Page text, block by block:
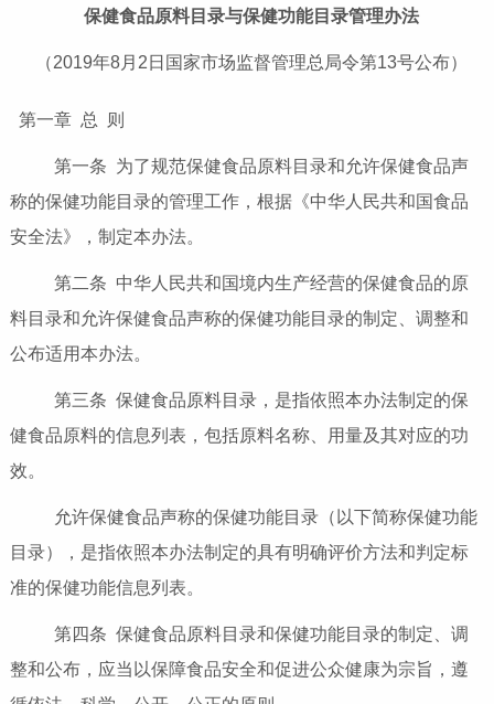
保健食品原料目录与保健功能目录管理办法
（2019年8月2日国家市场监督管理总局令第13号公布）
第一章 总 则
第一条 为了规范保健食品原料目录和允许保健食品声
称的保健功能目录的管理工作，根据《中华人民共和国食品
安全法》，制定本办法。
第二条 中华人民共和国境内生产经营的保健食品的原
料目录和允许保健食品声称的保健功能目录的制定、调整和
公布适用本办法。
第三条 保健食品原料目录，是指依照本办法制定的保
健食品原料的信息列表，包括原料名称、用量及其对应的功
效。
允许保健食品声称的保健功能目录（以下简称保健功能
目录），是指依照本办法制定的具有明确评价方法和判定标
准的保健功能信息列表。
第四条 保健食品原料目录和保健功能目录的制定、调
整和公布，应当以保障食品安全和促进公众健康为宗旨，遵